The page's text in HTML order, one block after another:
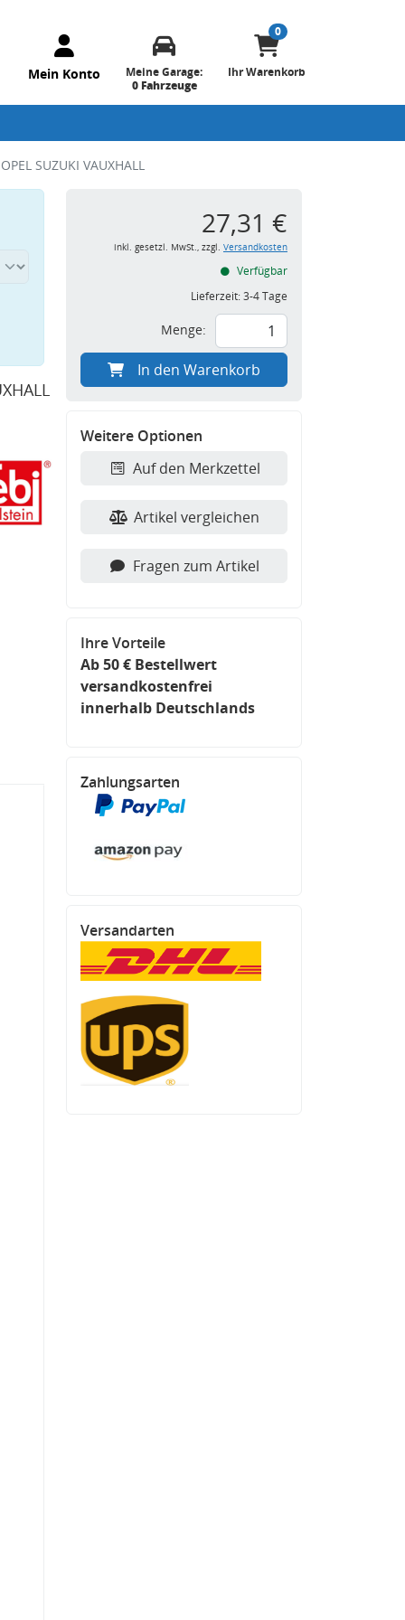
Mein Konto
Meine Garage:
0 Fahrzeuge
0
Ihr Warenkorb
SUZUKI VAUXHALL
27,31 €
inkl. gesetzl. MwSt., zzgl. Versandkosten
Verfügbar
Lieferzeit:3-4 Tage
Menge:
In den Warenkorb
Weitere Optionen
Auf den Merkzettel
Artikel vergleichen
Fragen zum Artikel
Ihre Vorteile
Ab 50 € Bestellwert
versandkostenfrei
innerhalb Deutschlands
Zahlungsarten
Versandarten